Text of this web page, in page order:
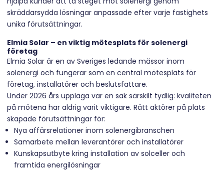
skräddarsydda lösningar anpassade efter varje fastighets
unika förutsättningar.
Elmia Solar – en viktig mötesplats för solenergi
företag
Elmia Solar är en av Sveriges ledande mässor inom
solenergi och fungerar som en central mötesplats för
företag, installatörer och beslutsfattare.
Under 2026 års upplaga var en sak särskilt tydlig: kvaliteten
på mötena har aldrig varit viktigare. Rätt aktörer på plats
skapade förutsättningar för:
Nya affärsrelationer inom solenergibranschen
Samarbete mellan leverantörer och installatörer
Kunskapsutbyte kring installation av solceller och
framtida energilösningar